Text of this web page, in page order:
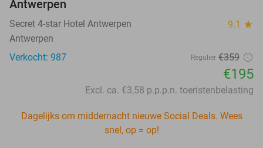
Antwerpen
Secret 4-star Hotel Antwerpen 9.1 star
Antwerpen
Verkocht: 987
Regulier €359
€195
Excl. ca. €3,58 p.p.p.n. toeristenbelasting
Dagelijks om middernacht nieuwe Social Deals. Wees
snel, op = op!